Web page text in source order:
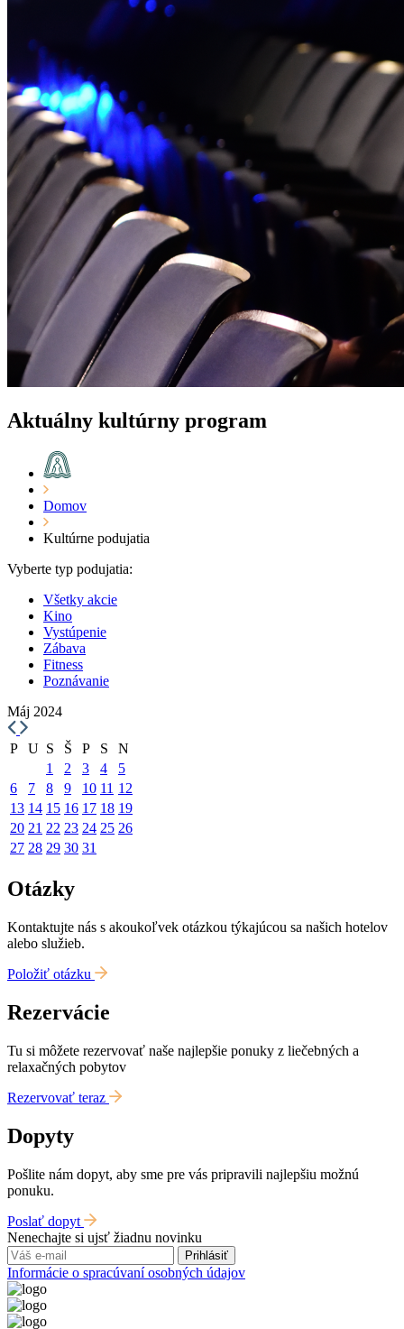
Aktuálny kultúrny program
Domov
Kultúrne podujatia
Vyberte typ podujatia:
Všetky akcie
Kino
Vystúpenie
Zábava
Fitness
Poznávanie
Máj 2024
P U S Š P S
N
1
2 3 4
5
6
7 8 9 10 11 12
13 14 15 16 17 18 19
20 21 22 23 24 25 26
27 28 29 30 31
Otázky
Kontaktujte nás s akoukoľvek otázkou týkajúcou sa našich hotelov
alebo služieb.
Položiť otázku
Rezervácie
Tu si môžete rezervovať naše najlepšie ponuky z liečebných a
relaxačných pobytov
Rezervovať teraz
Dopyty
Pošlite nám dopyt, aby sme pre vás pripravili najlepšiu možnú
ponuku.
Poslať dopyt
Nenechajte si ujsť žiadnu novinku
Prihlásiť
Informácie o spracúvaní osobných údajov